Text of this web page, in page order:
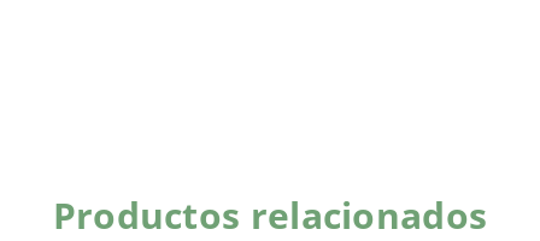
Productos relacionados